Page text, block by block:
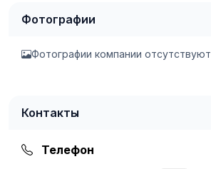
Фотографии
Фотографии компании отсутствуют
Контакты
Телефон